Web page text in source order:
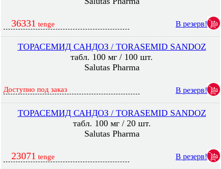
36331 tenge В резерв!
ТОРАСЕМИД САНДОЗ / TORASEMID SANDOZ
табл. 100 мг / 100 шт.
Salutas Pharma
Доступно под заказ В резерв!
ТОРАСЕМИД САНДОЗ / TORASEMID SANDOZ
табл. 100 мг / 20 шт.
Salutas Pharma
23071 tenge В резерв!